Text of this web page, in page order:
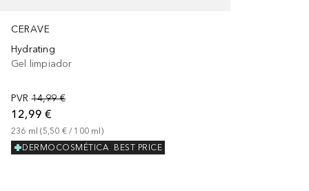
CERAVE
Hydrating
Gel limpiador
PVR 14,99 €
12,99 €
236 ml (5,50 € / 100 ml )
DERMOCOSMÉTICA
BEST PRICE